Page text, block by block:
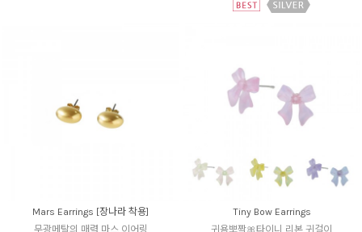
Mars Earrings [장나라 착용]
무광메탈의 매력 마스 이어링
Tiny Bow Earrings
귀욤뽀짝🎀타이니 리본 귀걸이